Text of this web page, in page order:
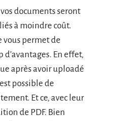
documents seront
à moindre coût.
vous permet de
En effet,
après avoir uploadé
possible de
Et ce, avec leur
de PDF. Bien